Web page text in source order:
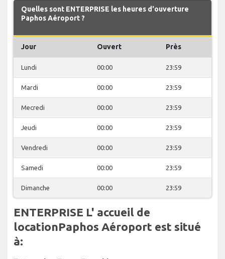
Quelles sont ENTERPRISE les heures d'ouverture
Paphos Aéroport ?
Jour Ouvert Près
Lundi 00:00 23:59
Mardi 00:00 23:59
Mecredi 00:00 23:59
Jeudi 00:00 23:59
Vendredi 00:00 23:59
Samedi 00:00 23:59
Dimanche 00:00 23:59
ENTERPRISE L' accueil de
locationPaphos Aéroport est situé
à: